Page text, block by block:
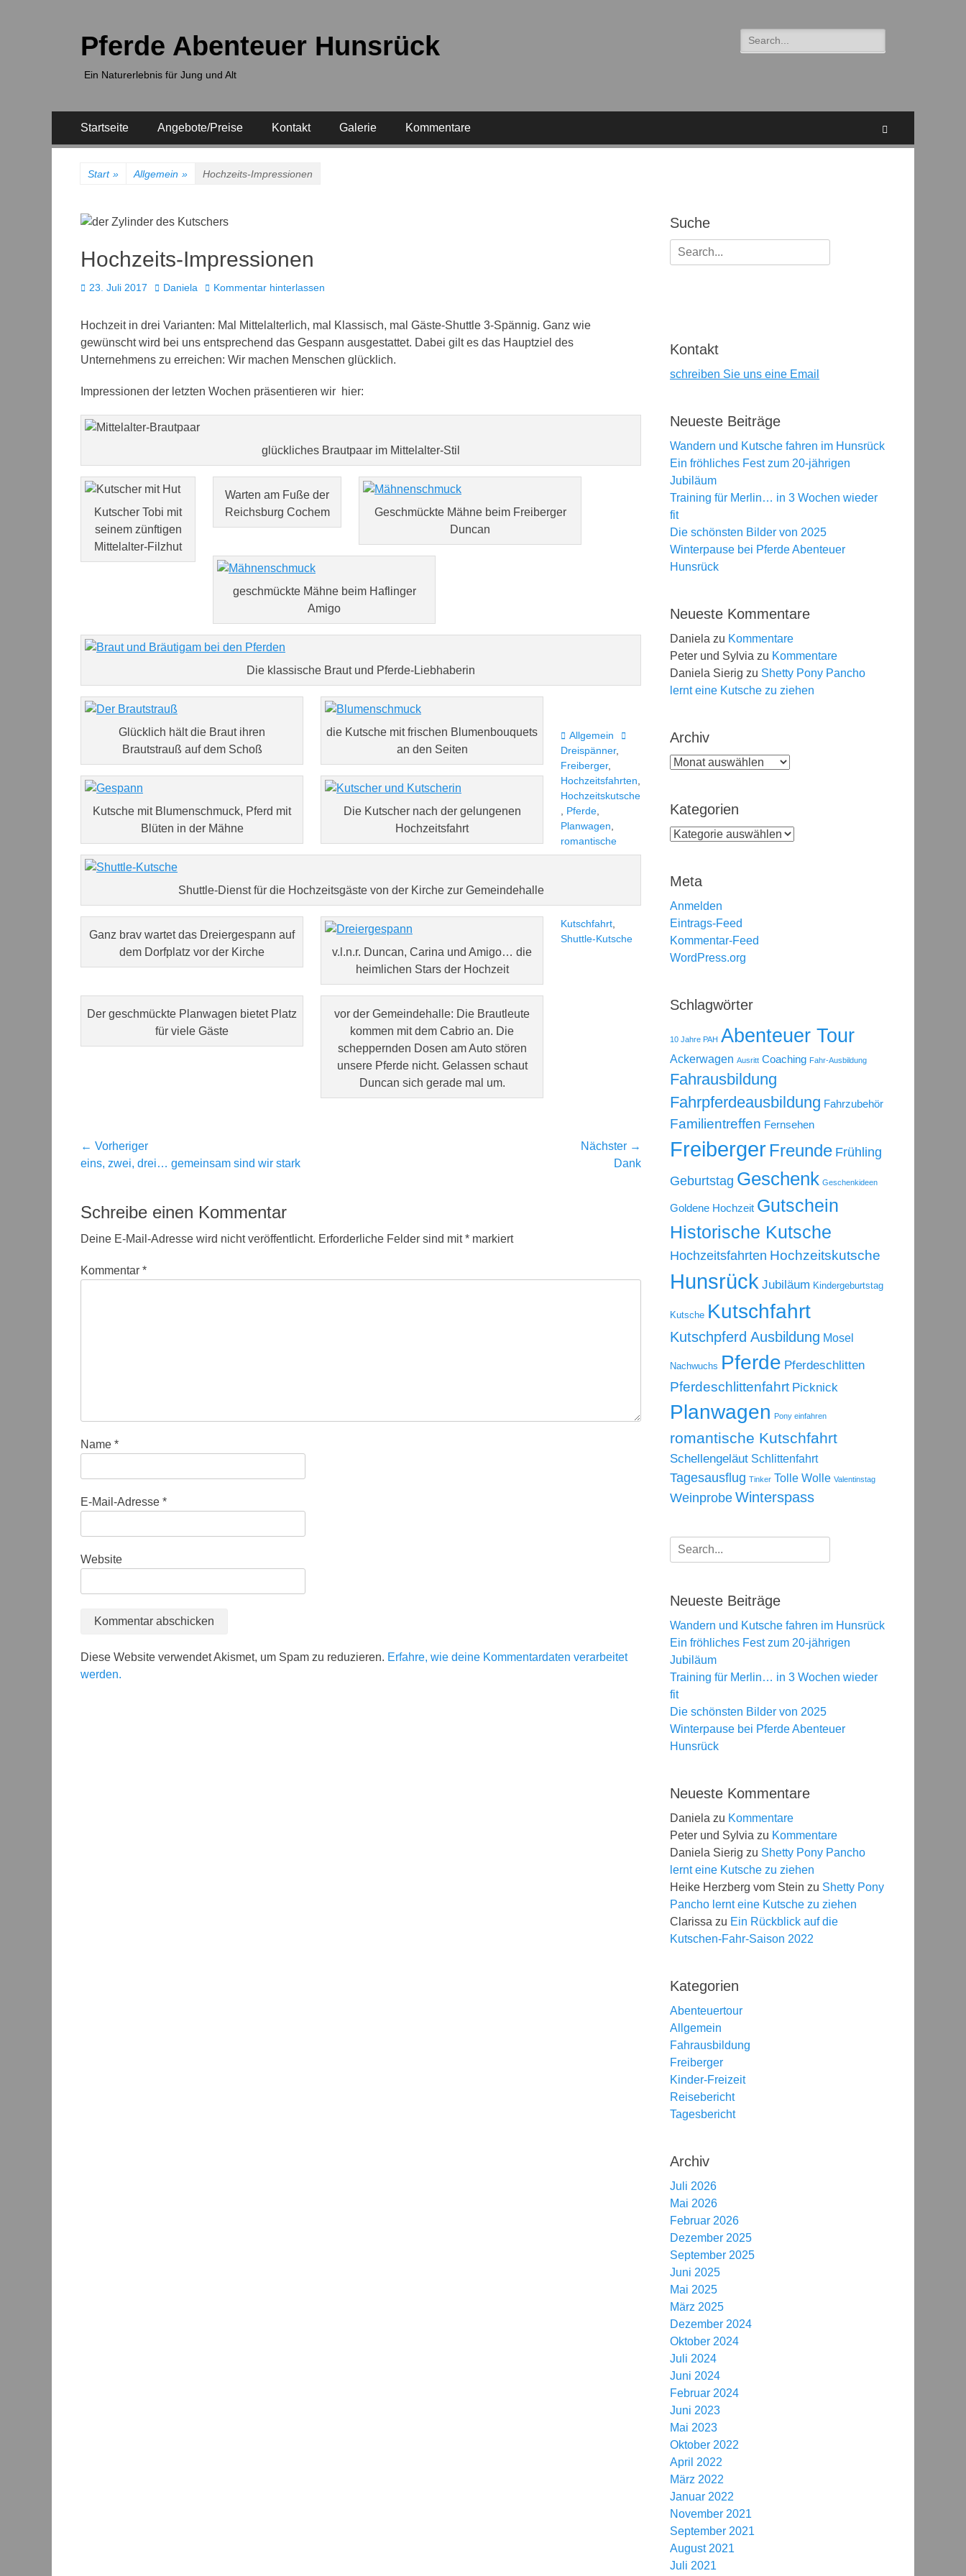
Pferde Abenteuer Hunsrück
Ein Naturerlebnis für Jung und Alt
Suchen
nach:
Primäres
Menü
Startseite Angebote/Preise Kontakt Galerie Kommentare
Start » Allgemein » Hochzeits-Impressionen
Hochzeits-Impressionen
Veröffentlicht
23. Juli 2017 Autor
Daniela Kommentar hinterlassen
Hochzeit in drei Varianten: Mal Mittelalterlich, mal Klassisch, mal Gäste-Shuttle 3-Spännig. Ganz wie
gewünscht wird bei uns entsprechend das Gespann ausgestattet. Dabei gilt es das Hauptziel des
Unternehmens zu erreichen: Wir machen Menschen glücklich.
Impressionen der letzten Wochen präsentieren wir hier:
glückliches Brautpaar im Mittelalter-Stil
Kutscher Tobi mit
seinem zünftigen
Mittelalter-Filzhut
Warten am Fuße der
Reichsburg Cochem
Geschmückte Mähne beim Freiberger
Duncan
geschmückte Mähne beim Haflinger
Amigo
Die klassische Braut und Pferde-Liebhaberin
Glücklich hält die Braut ihren
Brautstrauß auf dem Schoß
die Kutsche mit frischen Blumenbouquets
an den Seiten
Kutsche mit Blumenschmuck, Pferd mit
Blüten in der Mähne
Die Kutscher nach der gelungenen
Hochzeitsfahrt
Shuttle-Dienst für die Hochzeitsgäste von der Kirche zur Gemeindehalle
Ganz brav wartet das Dreiergespann auf
dem Dorfplatz vor der Kirche
v.l.n.r. Duncan, Carina und Amigo… die
heimlichen Stars der Hochzeit
Der geschmückte Planwagen bietet Platz
für viele Gäste
vor der Gemeindehalle: Die Brautleute
kommen mit dem Cabrio an. Die
scheppernden Dosen am Auto stören
unsere Pferde nicht. Gelassen schaut
Duncan sich gerade mal um.
Kategorien
Allgemein
Schlagworte
Dreispänner,
Freiberger,
Hochzeitsfahrten
Hochzeitskutsche
Pferde
Planwagen
romantische
Kutschfahrt
Shuttle-Kutsche
Beitragsnavigation
← Vorheriger
Vorheriger
eins, zwei, drei… gemeinsam sind wir stark
Nächster →
Dank
Schreibe einen Kommentar
Deine E-Mail-Adresse wird nicht veröffentlicht. Erforderliche Felder sind mit* markiert
Kommentar *
Name *
E-Mail-Adresse *
Website
Diese Website verwendet Akismet, um Spam zu reduzieren. Erfahre, wie deine Kommentardaten verarbeitet
werden.
Suche
Suchen
nach:
Kontakt
schreiben Sie uns eine Email
Neueste Beiträge
Wandern und Kutsche fahren im Hunsrück
Ein fröhliches Fest zum 20-jährigen
Jubiläum
Training für Merlin… in 3 Wochen wieder
fit
Die schönsten Bilder von 2025
Winterpause bei Pferde Abenteuer
Hunsrück
Neueste Kommentare
Daniela zu Kommentare
Peter und Sylvia zu Kommentare
Daniela Sierig zu Shetty Pony Pancho
lernt eine Kutsche zu ziehen
Archiv
Archiv
Kategorien
Kategorien
Meta
Anmelden
Eintrags-Feed
Kommentar-Feed
WordPress.org
Schlagwörter
10 Jahre PAH Abenteuer Tour
Ackerwagen Ausritt Coaching Fahr-Ausbildung
Fahrausbildung
Fahrpferdeausbildung Fahrzubehör
Familientreffen Fernsehen
Freiberger Freunde Frühling
Geburtstag Geschenk Geschenkideen
Goldene Hochzeit Gutschein
Historische Kutsche
Hochzeitsfahrten Hochzeitskutsche
Hunsrück Jubiläum Kindergeburtstag
Kutsche Kutschfahrt
Kutschpferd Ausbildung Mosel
Nachwuchs Pferde Pferdeschlitten
Pferdeschlittenfahrt Picknick
Planwagen Pony einfahren
romantische Kutschfahrt
Schellengeläut Schlittenfahrt
Tagesausflug Tinker Tolle Wolle Valentinstag
WeinprobeWinterspass
Suchen
nach:
Neueste Beiträge
Wandern und Kutsche fahren im Hunsrück
Ein fröhliches Fest zum 20-jährigen
Jubiläum
Training für Merlin… in 3 Wochen wieder
fit
Die schönsten Bilder von 2025
Winterpause bei Pferde Abenteuer
Hunsrück
Neueste Kommentare
Daniela zu Kommentare
Peter und Sylvia zu Kommentare
Daniela Sierig zu Shetty Pony Pancho
lernt eine Kutsche zu ziehen
Heike Herzberg vom Stein zu Shetty Pony
Pancho lernt eine Kutsche zu ziehen
Clarissa zu Ein Rückblick auf die
Kutschen-Fahr-Saison 2022
Kategorien
Abenteuertour
Allgemein
Fahrausbildung
Freiberger
Kinder-Freizeit
Reisebericht
Tagesbericht
Archiv
Juli 2026
Mai 2026
Februar 2026
Dezember 2025
September 2025
Juni 2025
Mai 2025
März 2025
Dezember 2024
Oktober 2024
Juli 2024
Juni 2024
Februar 2024
Juni 2023
Mai 2023
Oktober 2022
April 2022
März 2022
Januar 2022
November 2021
September 2021
August 2021
Juli 2021